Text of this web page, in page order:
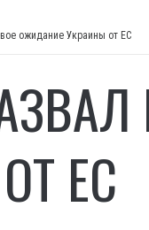
ожидание Украины от ЕС
ЕС